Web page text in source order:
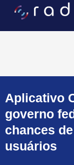
Aplicativo
governo
chances
usuários